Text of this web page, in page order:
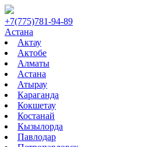
+7(775)781-94-89
Астана
Актау
Актобе
Алматы
Астана
Атырау
Караганда
Кокшетау
Костанай
Кызылорда
Павлодар